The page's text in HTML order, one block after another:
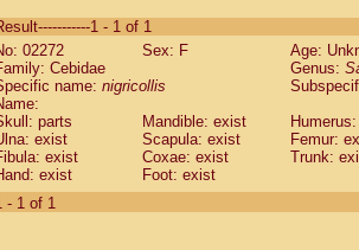
CebidaeSaguinus labiatus(0)
Cebidae Saguinus leucopus (0)
Cebidae
CebidaeSaguinus mystax
Cebidae Saguinus nigricollis (1)
Cebidae Saguinus oedipus
Cebidae Saguinus weddelli
Cebidae Saguinusspp.
Cebidae
1 - 1 of 1
02272
Sex: F
Age:
Cebidae
Genus:
name: nigricollis
parts
Mandible: exist
exist
Scapula: exist
Femur:
exist
Coxae: exist
Trunk:
exist
Foot: exist
- 1 of 1